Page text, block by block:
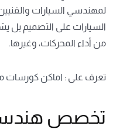
لمهندسي السيارات
السيارات على التصميم بل
من أداء المحركات، وغيرها.
تعرف على : اماكن كورسات
تخصص هندسة